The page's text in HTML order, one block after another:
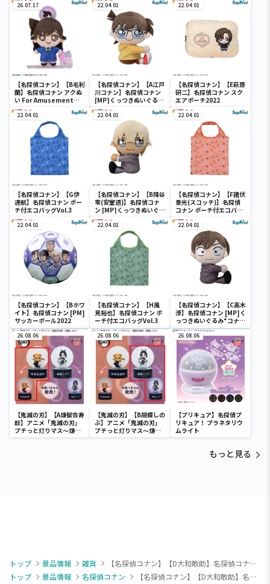
26.07.17
【名探偵コナン】【B毛利
蘭】名探偵コナン アクぬ
い For Amusement
Vol.1（EX）
22.04.01
【名探偵コナン】【A江戸
川コナン】名探偵コナン
[MP]くっつきぬいぐる
み“コナン&降谷&高木&
佐藤”
22.04.01
【名探偵コナン】【E萩原
研二】名探偵コナン スク
エアポーチ2022
22.04.01
【名探偵コナン】【G伊
達航】名探偵コナン ポー
チ付エコバッグVol.3
22.04.01
【名探偵コナン】【B降谷
零(安室透)】名探偵コナ
ン [MP]くっつきぬいぐる
み“コナン&降谷&高木&
佐藤”
22.04.01
【名探偵コナン】【F諸伏
景光(スコッチ)】名探偵
コナン ポーチ付エコバッ
グVol.3
22.04.01
【名探偵コナン】【Bホワ
イト】名探偵コナン [PM]
サッカーボール2022
22.04.01
【名探偵コナン】【H風
見裕也】名探偵コナン ポ
ーチ付エコバッグVol.3
22.04.01
【名探偵コナン】【C高木
渉】名探偵コナン [MP]く
っつきぬいぐるみ“コナン
&降谷&高木&佐藤”
26.08.06
【鬼滅の刃】【A煉獄杏寿
郎】アニメ「鬼滅の刃」
プチっと灯りマス～煉獄
杏寿郎・胡蝶しのぶ～
26.08.06
【鬼滅の刃】【B胡蝶しの
ぶ】アニメ「鬼滅の刃」
プチっと灯りマス～煉獄
杏寿郎・胡蝶しのぶ～
26.08.06
【プリキュア】名探偵プ
リキュア！ プラネタリウ
ムライト
もっと見る
トップ 景品情報 雑貨
【名探偵コナン】【D大和敢助】名探偵コナン スクエアポーチ2025（EX）
トップ
景品情報 名探偵コナン 【名探偵コナン】【D大和敢助】名探偵コナン スクエアポーチ2025（EX）